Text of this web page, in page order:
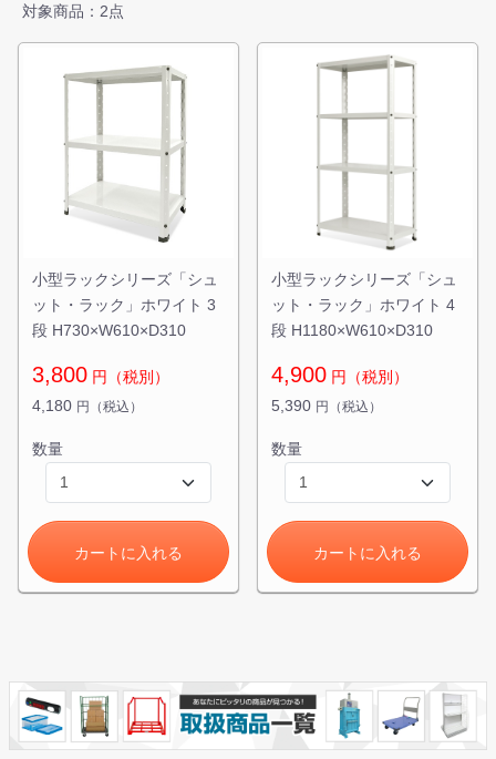
対象商品：2点
小型ラックシリーズ「シュ
ット・ラック」ホワイト 3
段 H730×W610×D310
3,800 円（税別）
4,180 円（税込）
数量
カートに入れる
小型ラックシリーズ「シュ
ット・ラック」ホワイト 4
段 H1180×W610×D310
4,900 円（税別）
5,390 円（税込）
数量
カートに入れる